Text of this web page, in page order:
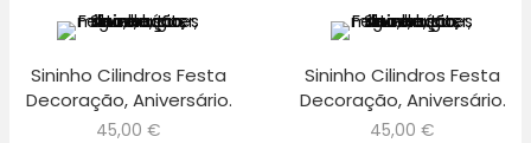
Sininho Cilindros Festa
Decoração, Aniversário.
45,00 €
Sininho Cilindros Festa
Decoração, Aniversário.
45,00 €